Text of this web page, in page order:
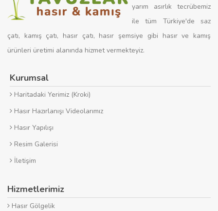
yarım asırlık tecrübemiz
ile tüm Türkiye'de saz
çatı, kamış çatı, hasır çatı, hasır şemsiye gibi hasır ve kamış
ürünleri üretimi alanında hizmet vermekteyiz.
Kurumsal
Haritadaki Yerimiz (Kroki)
Hasır Hazırlanışı Videolarımız
Hasır Yapılışı
Resim Galerisi
İletişim
Hizmetlerimiz
Hasır Gölgelik